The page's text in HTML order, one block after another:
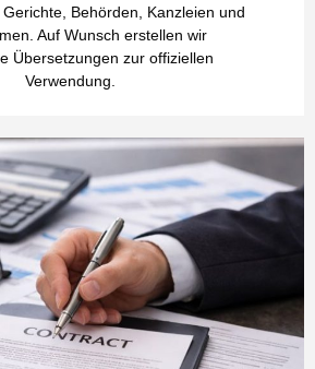
Behörden, Kanzleien und
Auf Wunsch erstellen wir
Übersetzungen zur offiziellen
Verwendung.